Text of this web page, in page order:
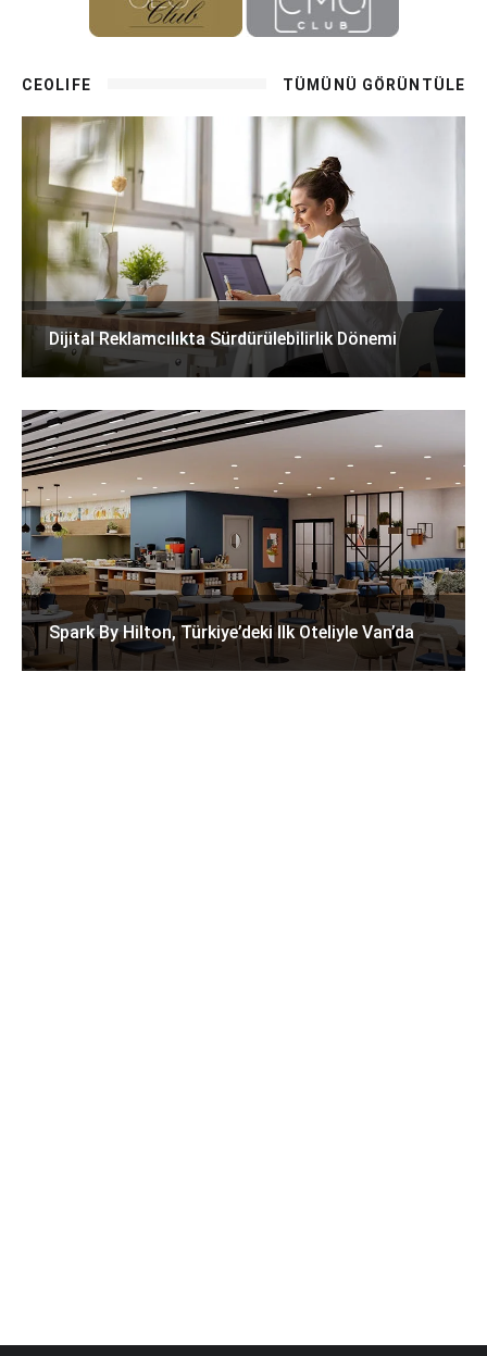
CEOLIFE TÜMÜNÜ GÖRÜNTÜLE
Dijital Reklamcılıkta Sürdürülebilirlik Dönemi
Spark By Hilton, Türkiye’deki Ilk Oteliyle Van’da